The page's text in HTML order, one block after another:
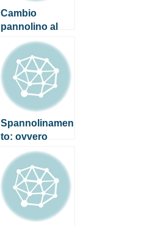
Cambio
pannolino al
neonato:
consigli utili per
non sbagliare
Spannolinamen
to: ovvero
come togliere il
pannolino ai
propri figli